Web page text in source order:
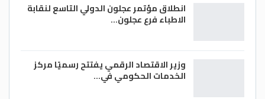
انطلاق مؤتمر عجلون الدولي التاسع لنقابة
الاطباء فرع عجلون…
وزير الاقتصاد الرقمي يفتتح رسميًا مركز
الخدمات الحكومي في…